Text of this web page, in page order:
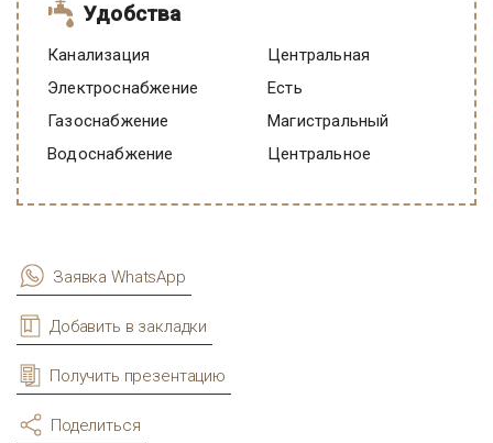
Удобства
Канализация
Центральная
Электроснабжение
есть
Газоснабжение
Магистральный
Водоснабжение
Центральное
Заявка WhatsApp
Добавить в закладки
Получить презентацию
Поделиться